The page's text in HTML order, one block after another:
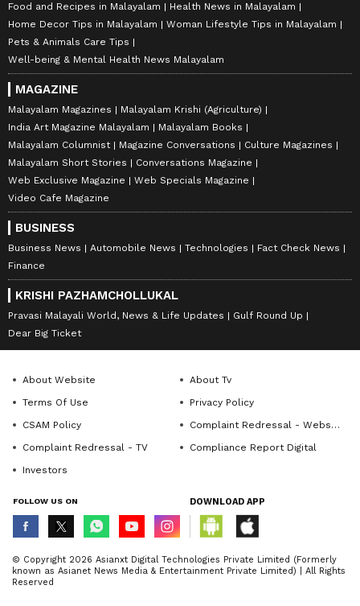
Food and Recipes in Malayalam
Health News in Malayalam
Home Decor Tips in Malayalam
Woman Lifestyle Tips in Malayalam
Pets & Animals Care Tips
Well-being & Mental Health News Malayalam
MAGAZINE
Malayalam Magazines
Malayalam Krishi (Agriculture)
India Art Magazine Malayalam
Malayalam Books
Malayalam Columnist
Magazine Conversations
Culture Magazines
Malayalam Short Stories
Conversations Magazine
Web Exclusive Magazine
Web Specials Magazine
Video Cafe Magazine
BUSINESS
Business News Automobile News Technologies
Fact Check News
Finance
KRISHI PAZHAMCHOLLUKAL
Pravasi Malayali World, News & Life Updates
Gulf Round Up
Dear Big Ticket
About Website
About Tv
Terms Of Use
Privacy Policy
CSAM Policy
Complaint Redressal - Website
Complaint Redressal - TV
Compliance Report Digital
Investors
FOLLOW US ON DOWNLOAD APP
© Copyright 2026 Asianxt Digital Technologies Private Limited (Formerly
known as Asianet News Media & Entertainment Private Limited) | All Rights
Reserved